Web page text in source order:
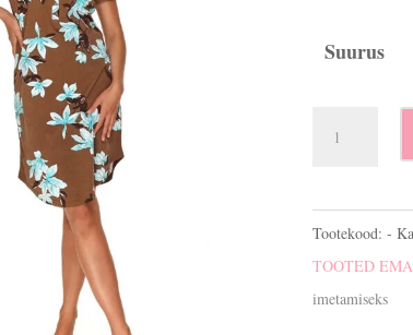
Suurus
Tootekood:-
TOOTED
imetamiseks